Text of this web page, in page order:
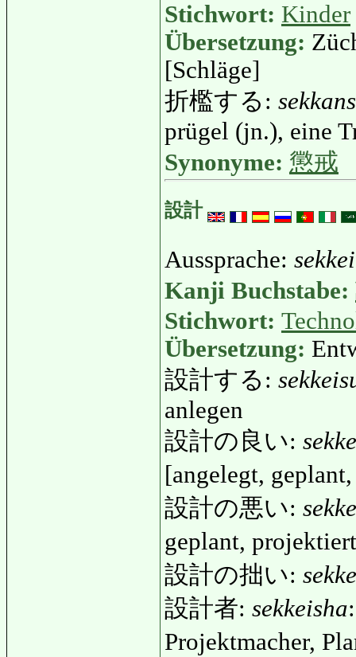
Stichwort: Kinder
Übersetzung:
[Schläge]
折檻する:
prügel (jn.), eine
Synonyme: 懲戒
設計
Aussprache: sekkei
Kanji Buchstabe:
Stichwort:
Übersetzung:
設計する:
anlegen
設計の良い:
[angelegt,
設計の悪い:
geplant,
設計の拙い:
設計者: sekkeisha
Projektmacher,